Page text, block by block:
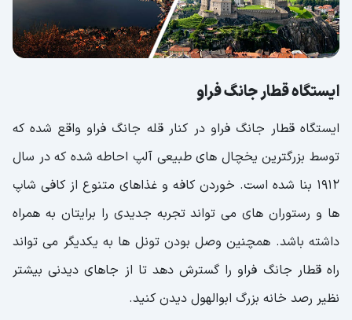
ایستگاه قطار جانگ فراو
ایستگاه قطار جانگ فراو در کنار قله جانگ فراو واقع شده که
توسط بزرگترین یخچال های طبیعی آلپ احاطه شده که در سال
1912 بنا شده است. خوردن کافه و غذاهای متنوع از کافی شاپ
ها و رستوران های می تواند تجربه جدیدی را برایتان به همراه
داشته باشد. همچنین وصل بودن تونل ها به یکدیگر می تواند
راه قطار جانگ فراو را گسترش دهد تا از جاهای دیدنی بیشتر
نظیر رصد خانه بزرگ ابوالهول دیدن کنید.